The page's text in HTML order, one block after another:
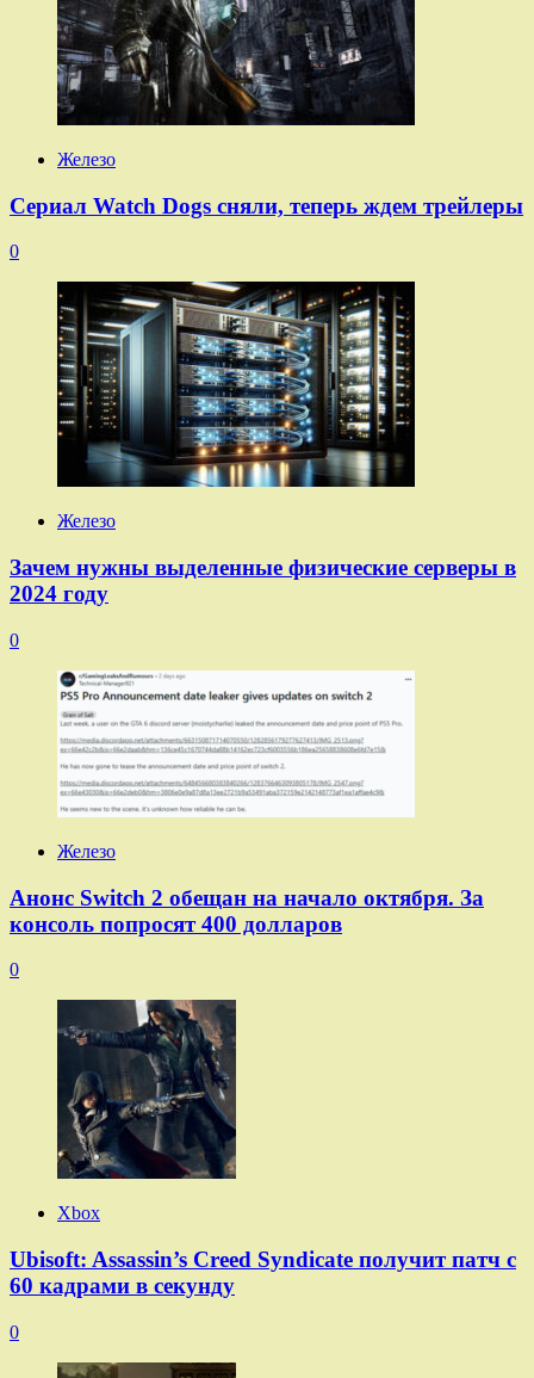
Железо
Сериал Watch Dogs сняли, теперь ждем трейлеры
0
Железо
Зачем нужны выделенные физические серверы в
2024 году
0
Железо
Анонс Switch 2 обещан на начало октября. За
консоль попросят 400 долларов
0
Xbox
Ubisoft: Assassin’s Creed Syndicate получит патч с
60 кадрами в секунду
0